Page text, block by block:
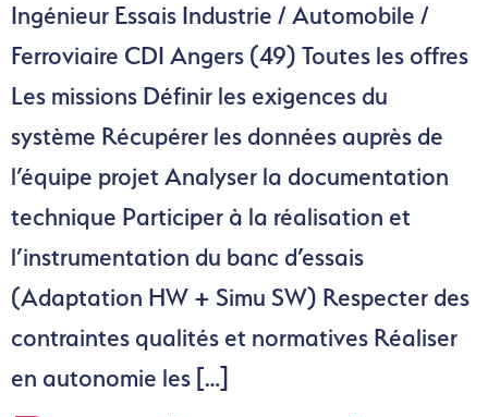
Ingénieur Essais Industrie / Automobile /
Ferroviaire CDI Angers (49) Toutes les offres
Les missions Définir les exigences du
système Récupérer les données auprès de
l’équipe projet Analyser la documentation
technique Participer à la réalisation et
l’instrumentation du banc d’essais
(Adaptation HW + Simu SW) Respecter des
contraintes qualités et normatives Réaliser
en autonomie les […]